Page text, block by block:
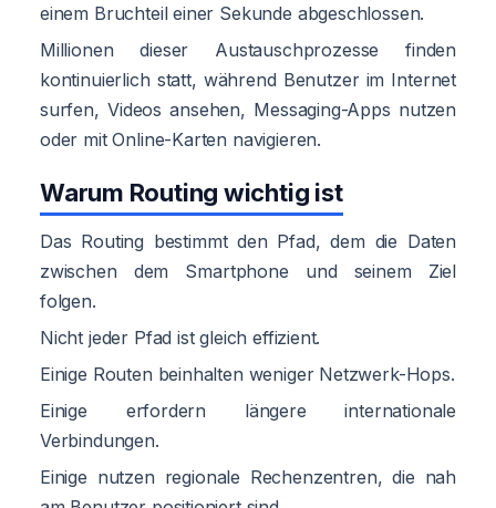
einem Bruchteil einer Sekunde abgeschlossen.
Millionen dieser Austauschprozesse finden
kontinuierlich statt, während Benutzer im Internet
surfen, Videos ansehen, Messaging-Apps nutzen
oder mit Online-Karten navigieren.
Warum Routing wichtig ist
Das Routing bestimmt den Pfad, dem die Daten
zwischen dem Smartphone und seinem Ziel
folgen.
Nicht jeder Pfad ist gleich effizient.
Einige Routen beinhalten weniger Netzwerk-Hops.
Einige erfordern längere internationale
Verbindungen.
Einige nutzen regionale Rechenzentren, die nah